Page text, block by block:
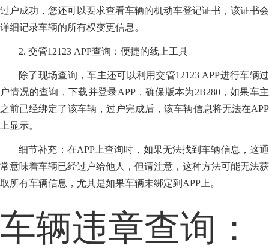
过户成功，您还可以要求查看车辆的机动车登记证书，该证书会
详细记录车辆的所有权变更信息。
2. 交管12123 APP查询：便捷的线上工具
除了现场查询，车主还可以利用交管12123 APP进行车辆过
户情况的查询，下载并登录APP，确保版本为2B280，如果车主
之前已经绑定了该车辆，过户完成后，该车辆信息将无法在APP
上显示。
细节补充：在APP上查询时，如果无法找到车辆信息，这通
常意味着车辆已经过户给他人，但请注意，这种方法可能无法获
取所有车辆信息，尤其是如果车辆未绑定到APP上。
车辆违章查询：